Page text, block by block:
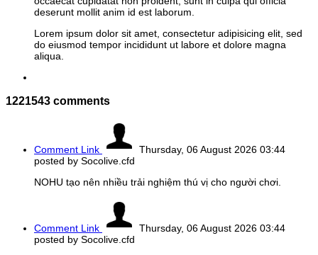
deserunt mollit anim id est laborum.
Lorem ipsum dolor sit amet, consectetur adipisicing elit, sed
do eiusmod tempor incididunt ut labore et dolore magna
aliqua.
1221543 comments
Comment Link
Thursday, 06 August 2026 03:44
posted by Socolive.cfd
NOHU tạo nên nhiều trải nghiệm thú vị cho người chơi.
Comment Link
Thursday, 06 August 2026 03:44
posted by Socolive.cfd